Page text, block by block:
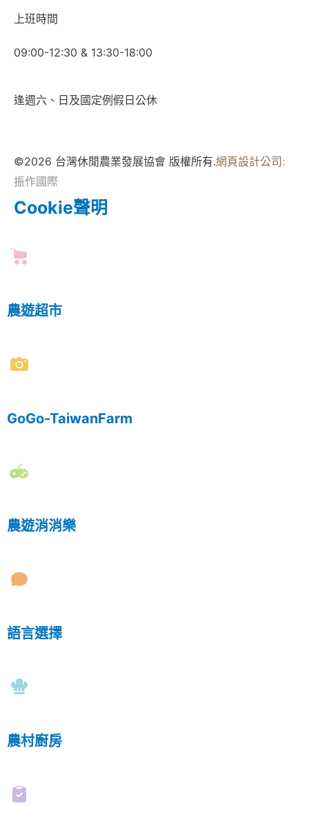
上班時間
09:00-12:30 & 13:30-18:00
逢週六、日及國定例假日公休
©2026 台灣休閒農業發展協會 版權所有.網頁設計公司:
振作國際
Cookie聲明
農遊超市
GoGo-TaiwanFarm
農遊消消樂
語言選擇
農村廚房